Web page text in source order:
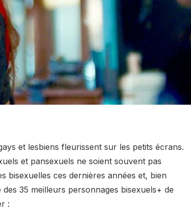
et lesbiens fleurissent sur les petits écrans.
et pansexuels ne soient souvent pas
bisexuelles ces dernières années et, bien
35 meilleurs personnages bisexuels+ de
: